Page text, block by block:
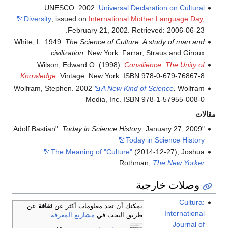
UNESCO. 2002. Universal Declaration on Cultural
Diversity, issued on International Mother Language Day,
February 21, 2002. Retrieved: 2006-06-23.
White, L. 1949. The Science of Culture: A study of man and
civilization.
New York: Farrar, Straus and Giroux.
Wilson, Edward O. (1998). Consilience: The Unity of
Knowledge. Vintage: New York. ISBN 978-0-679-76867-8.
Wolfram, Stephen. 2002
A New Kind of Science. Wolfram
Media, Inc. ISBN 978-1-57955-008-0
مقالات
"Adolf Bastian".
Today in Science History. January 27, 2009
Today in Science History
The Meaning of "Culture"(2014-12-27), Joshua
Rothman, The New Yorker
وصلات خارجية
يمكنك أن تجد معلومات أكثر عنثقافة عن
طريق البحث في مشاريع المعرفة:
Cultura:
International
Journal of